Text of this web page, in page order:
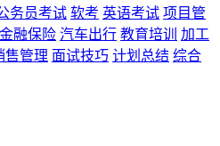
务员考试 软考 英语考试 项目管
金融保险 汽车出行 教育培训
加工
售管理 面试技巧 计划总结 综合